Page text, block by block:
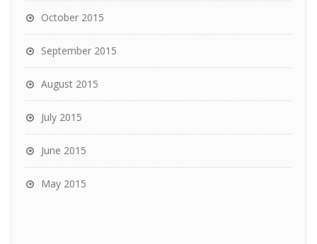
October 2015
September 2015
August 2015
July 2015
June 2015
May 2015